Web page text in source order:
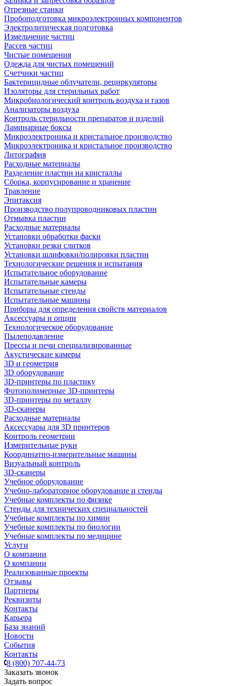
Отрезные станки
Пробоподготовка микроэлектронных компонентов
Электролитическая подготовка
Измельчение частиц
Рассев частиц
Чистые помещения
Одежда для чистых помещений
Счетчики частиц
Бактерицидные облучатели, рециркуляторы
Изоляторы для стерильных работ
Микробиологический контроль воздуха и газов
Анализаторы воздуха
Контроль стерильности препаратов и изделий
Ламинарные боксы
Микроэлектроника и кристальное производство
Микроэлектроника и кристальное производство
Литография
Расходные материалы
Разделение пластин на кристаллы
Сборка, корпусирование и хранение
Травление
Эпитаксия
Производство полупроводниковых пластин
Отмывка пластин
Расходные материалы
Установки обработки фаски
Установки резки слитков
Установки шлифовки/полировки пластин
Технологические решения и испытания
Испытательное оборудование
Испытательные камеры
Испытательные стенды
Испытательные машины
Приборы для определения свойств материалов
Аксессуары и опции
Технологическое оборудование
Пылеподавление
Прессы и печи специализированные
Акустические камеры
3D и геометрия
3D оборудование
3D-принтеры по пластику
Фотополимерные 3D-принтеры
3D-принтеры по металлу
3D-сканеры
Расходные материалы
Аксессуары для 3D принтеров
Контроль геометрии
Измерительные руки
Координатно-измерительные машины
Визуальный контроль
3D-сканеры
Учебное оборудование
Учебно-лабораторное оборудование и стенды
Учебные комплекты по физике
Стенды для технических специальностей
Учебные комплекты по химии
Учебные комплекты по биологии
Учебные комплекты по медицине
Услуги
О компании
О компании
Реализованные проекты
Отзывы
Партнеры
Реквизиты
Контакты
Карьера
База знаний
Новости
События
Контакты
8 (800) 707-44-73
Заказать звонок
Задать вопрос